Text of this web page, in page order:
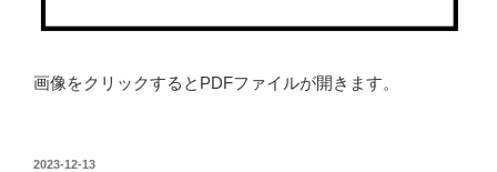
画像をクリックするとPDFファイルが開きます。
投
2023-12-13